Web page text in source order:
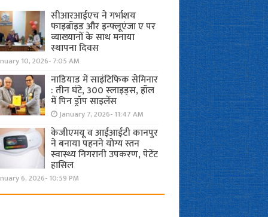
सीआरआईएच ने गर्भाशय
फाइब्रॉइड और इन्फ्लूएंजा ए पर
व्याख्यानों के साथ मनाया
स्थापना दिवस
10, 2026- 7:05 AM
नाडियाड में साइंटिफिक सेमिनार
: तीन घंटे, 300 स्लाइड्स, हॉल
में पिन ड्रॉप साइलेंस
January 7, 2026- 11:47 AM
केजीएमयू व आईआईटी कानपुर
ने बनाया पहनने योग्य स्तन
स्वास्थ्य निगरानी उपकरण, पेटेंट
हासिल
6, 2026- 10:59 PM